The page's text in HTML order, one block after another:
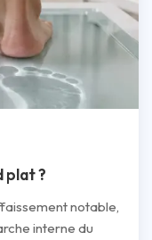
plat ?
notable,
interne du